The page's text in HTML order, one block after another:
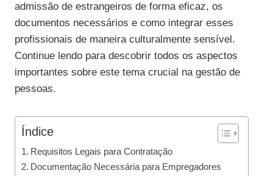
admissão de estrangeiros de forma eficaz, os
documentos necessários e como integrar esses
profissionais de maneira culturalmente sensível.
Continue lendo para descobrir todos os aspectos
importantes sobre este tema crucial na gestão de
pessoas.
Índice
Requisitos Legais para Contratação
Documentação Necessária para Empregadores